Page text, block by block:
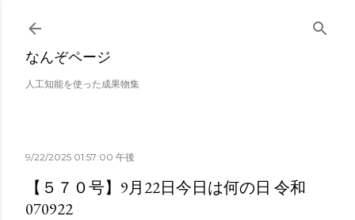
スキップしてメイン コンテンツに移動
なんぞページ
人工知能を使った成果物集
9/22/2025 01:57:00 午後
【５７０号】9月22日今日は何の日 令和
070922